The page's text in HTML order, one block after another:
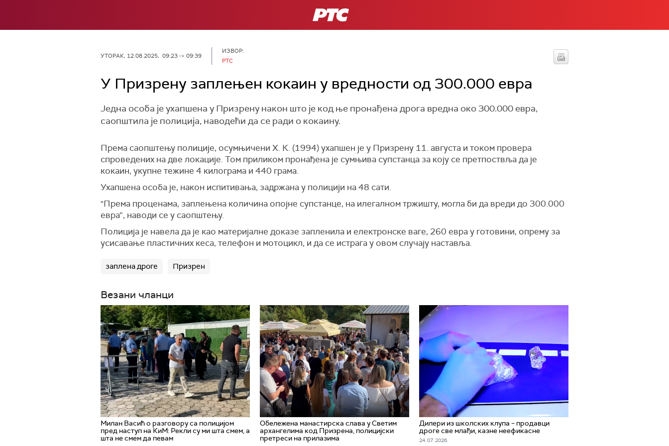
РТС
УТОРАК, 12.08.2025, 09:23 -> 09:39
ИЗВОР:
РТС
У Призрену заплењен кокаин у вредности од 300.000 евра
Једна особа је ухапшена у Призрену након што је код ње пронађена дрога вредна око 300.000 евра,
саопштила је полиција, наводећи да се ради о кокаину.
Према саопштењу полиције, осумњичени Х. К. (1994) ухапшен је у Призрену 11. августа и током провера
спроведених на две локације. Том приликом пронађена је сумњива супстанца за коју се претпоствља да је
кокаин, укупне тежине 4 килограма и 440 грама.
Ухапшена особа је, након испитивања, задржана у полицији на 48 сати.
"Према проценама, заплењена количина опојне супстанце, на илегалном тржишту, могла би да вреди до 300.000
евра“, наводи се у саопштењу.
Полиција је навела да је као материјалне доказе запленила и електронске ваге, 260 евра у готовини, опрему за
усисавање пластичних кеса, телефон и мотоцикл, и да се истрага у овом случају наставља.
заплена дроге Призрен
Везани чланци
Милан Васић о разговору са полицијом
пред наступ на КиМ: Рекли су ми шта смем, а
шта не смем да певам
Обележена манастирска слава у Светим
архангелима код Призрена, полицијски
претреси на прилазима
Дилери из школских клупа – продавци
дроге све млађи, казне неефикасне
24. 07. 2026.